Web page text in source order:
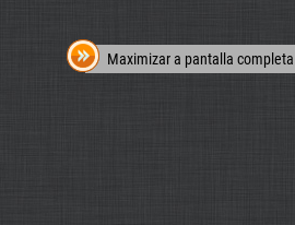
Maximizar a pantalla completa